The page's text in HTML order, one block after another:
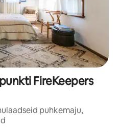
FireKeepers
puhkemaju,